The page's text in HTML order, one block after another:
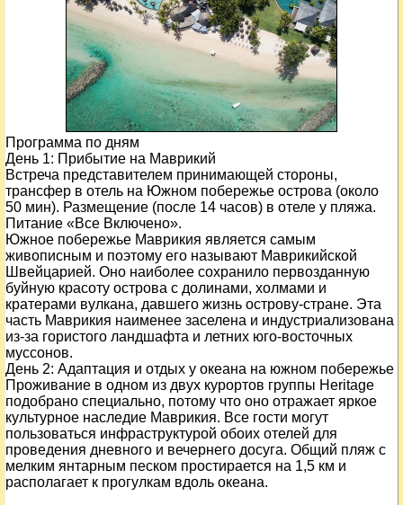
Программа по дням
День 1: Прибытие на Маврикий
Встреча представителем принимающей стороны,
трансфер в отель на Южном побережье острова (около
50 мин). Размещение (после 14 часов) в отеле у пляжа.
Питание «Все Включено».
Южное побережье Маврикия является самым
живописным и поэтому его называют Маврикийской
Швейцарией. Оно наиболее сохранило первозданную
буйную красоту острова с долинами, холмами и
кратерами вулкана, давшего жизнь острову-стране. Эта
часть Маврикия наименее заселена и индустриализована
из-за гористого ландшафта и летних юго-восточных
муссонов.
День 2: Адаптация и отдых у океана на южном побережье
Проживание в одном из двух курортов группы Heritage
подобрано специально, потому что оно отражает яркое
культурное наследие Маврикия. Все гости могут
пользоваться инфраструктурой обоих отелей для
проведения дневного и вечернего досуга. Общий пляж с
мелким янтарным песком простирается на 1,5 км и
располагает к прогулкам вдоль океана.